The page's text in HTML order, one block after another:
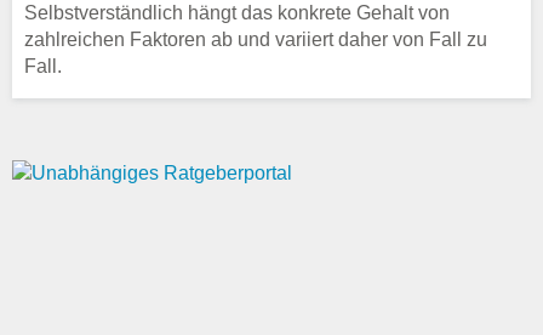
Selbstverständlich hängt das konkrete Gehalt von
zahlreichen Faktoren ab und variiert daher von Fall zu
Fall.